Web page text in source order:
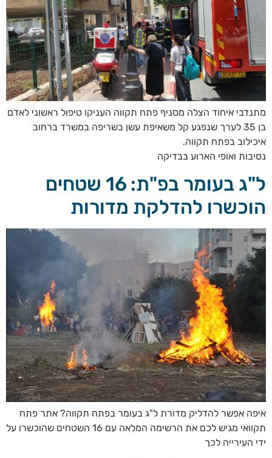
מתנדבי איחוד הצלה מסניף פתח תקווה העניקו טיפול ראשוני לאדם
בן 35 לערך שנפגע קל משאיפת עשן בשריפה במשרד ברחוב
איכילוב בפתח תקווה.
נסיבות ואופי הארוע בבדיקה
ל"ג בעומר בפ"ת: 16 שטחים
הוכשרו להדלקת מדורות
איפה אפשר להדליק מדורת ל"ג בעומר בפתח תקווה? אתר פתח
תקוואי מגיש לכם את הרשימה המלאה עם 16 השטחים שהוכשרו על
ידי העירייה לכך